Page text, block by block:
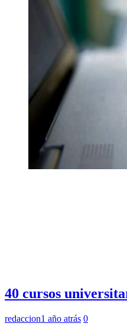
40 cursos
redaccion1 año atrás 0